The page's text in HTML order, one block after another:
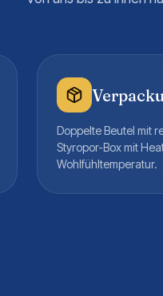
Doppelte Beutel mit
Styropor-Box mit
Wohlfühltemperatur.